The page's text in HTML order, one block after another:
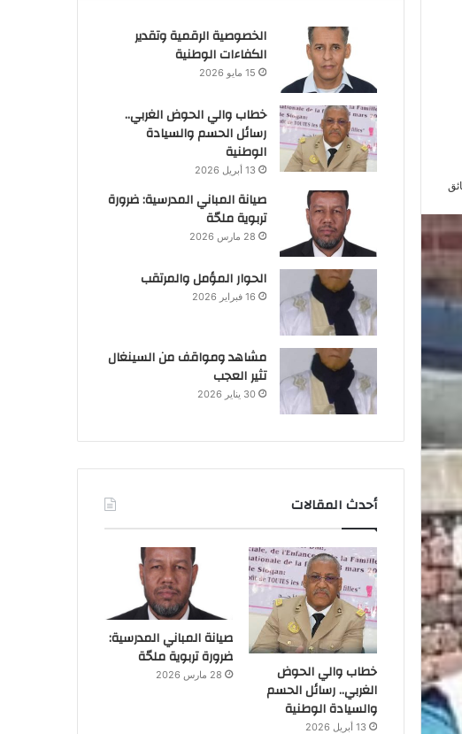
الخصوصية الرقمية وتقدير
الكفاءات الوطنية
15 مايو 2026
خطاب والي الحوض الغربي..
رسائل الحسم والسيادة
الوطنية
13 أبريل 2026
صيانة المباني المدرسية: ضرورة
تربوية ملحّة
28 مارس 2026
الحوار المؤمل والمرتقب
16 فبراير 2026
مشاهد ومواقف من السينغال
تثير العجب
30 يناير 2026
أحدث المقالات
خطاب والي الحوض
الغربي.. رسائل الحسم
والسيادة الوطنية
13 أبريل 2026
صيانة المباني المدرسية:
ضرورة تربوية ملحّة
28 مارس 2026